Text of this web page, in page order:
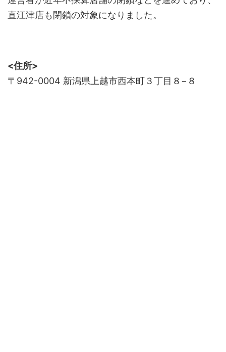
直江津店も閉鎖の対象になりました。
<住所>
〒942-0004 新潟県上越市西本町３丁目８−８